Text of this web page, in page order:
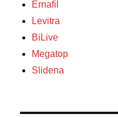
Ernafil
Levitra
BiLive
Megatop
Slidena